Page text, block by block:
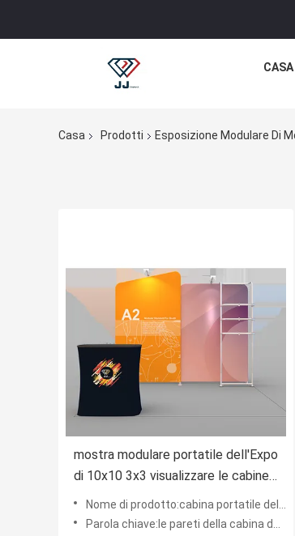
CASA
Casa Prodotti Esposizione Modulare Di
mostra modulare portatile dell'Expo
di 10x10 3x3 visualizzare le cabine
moderne della fiera commerciale
Nome di prodotto:cabina portatile dell'esposizione della fiera dell'Expo 10x10 o 3x3 per la manifestazione giusta
Parola chiave:le pareti della cabina della fiera, fiera sta